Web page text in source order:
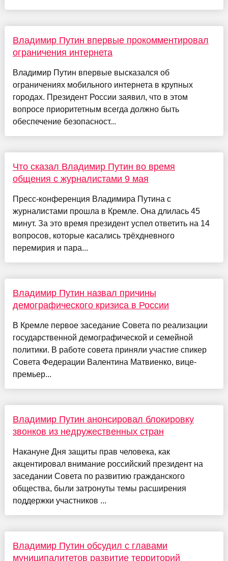
Владимир Путин впервые прокомментировал
ограничения интернета
Владимир Путин впервые высказался об
ограничениях мобильного интернета в крупных
городах. Президент России заявил, что в этом
вопросе приоритетным всегда должно быть
обеспечение безопасност...
Что сказал Владимир Путин во время
общения с журналистами 9 мая
Пресс-конференция Владимира Путина с
журналистами прошла в Кремле. Она длилась 45
минут. За это время президент успел ответить на 14
вопросов, которые касались трёхдневного
перемирия и пара...
Владимир Путин назвал причины
демографического кризиса в России
В Кремле первое заседание Совета по реализации
государственной демографической и семейной
политики. В работе совета приняли участие спикер
Совета Федерации Валентина Матвиенко, вице-
премьер...
Владимир Путин анонсировал блокировку
звонков из недружественных стран
Накануне Дня защиты прав человека, как
акцентировал внимание российский президент на
заседании Совета по развитию гражданского
общества, были затронуты темы расширения
поддержки участников ...
Владимир Путин обсудил с главами
муниципалитетов развитие территорий